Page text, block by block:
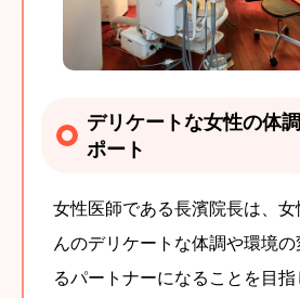
デリケートな女性の体
ポート
女性医師である長濱院長は、
んのデリケートな体調や環境の
るパートナーになることを目指